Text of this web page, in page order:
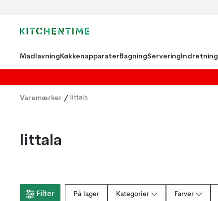
MadlavningKøkkenapparaterBagningServeringIndretning
Varemærker / Iittala
Iittala
Filter På lager Kategorier Farver